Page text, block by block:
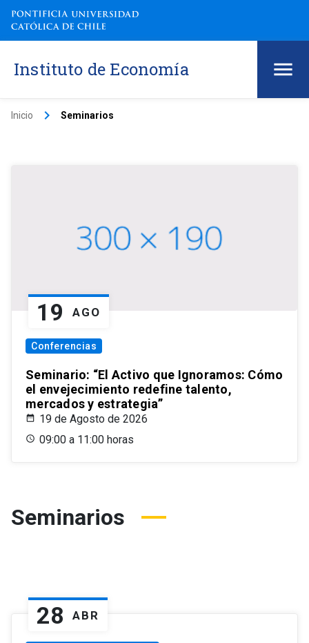
Instituto de Economía
Inicio keyboard_arrow_right Seminarios
19 AGO
Conferencias
Seminario: “El Activo que Ignoramos: Cómo
el envejecimiento redefine talento,
mercados y estrategia”
19 de Agosto de 2026
09:00 a 11:00 horas
Seminarios
28 ABR